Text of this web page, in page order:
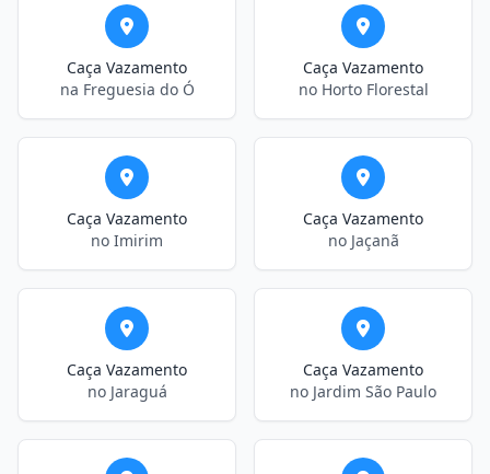
Caça Vazamento
na Freguesia do Ó
Caça Vazamento
no Horto Florestal
Caça Vazamento
no Imirim
Caça Vazamento
no Jaçanã
Caça Vazamento
no Jaraguá
Caça Vazamento
no Jardim São Paulo